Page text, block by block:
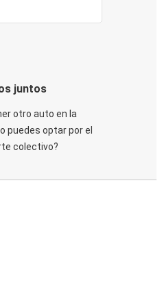
juntos
otro auto en la
puedes optar por el
colectivo?